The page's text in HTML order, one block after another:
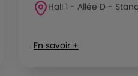
Hall 1 - Allée D -
En savoir +